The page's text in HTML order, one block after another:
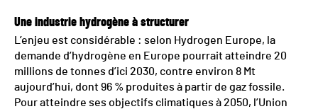
Une industrie hydrogène à structurer
L’enjeu est considérable : selon Hydrogen Europe, la
demande d’hydrogène en Europe pourrait atteindre 20
millions de tonnes d’ici 2030, contre environ 8 Mt
aujourd’hui, dont 96 % produites à partir de gaz fossile.
Pour atteindre ses objectifs climatiques à 2050, l’Union